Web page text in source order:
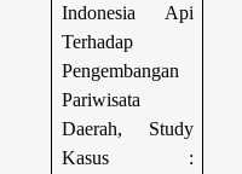
Indonesia Api
Terhadap
Pengembangan
Pariwisata
Daerah, Study
Kasus :